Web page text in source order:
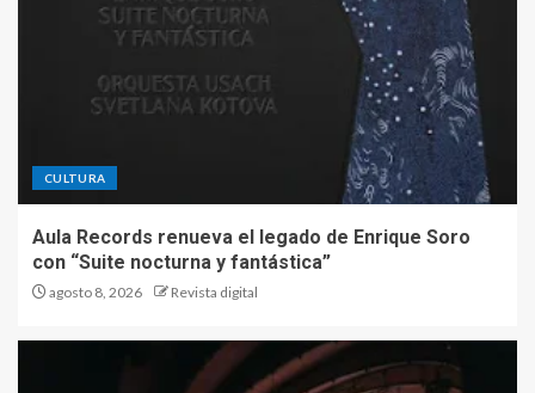
CULTURA
Aula Records renueva el legado de Enrique Soro
con “Suite nocturna y fantástica”
agosto 8, 2026 Revista digital